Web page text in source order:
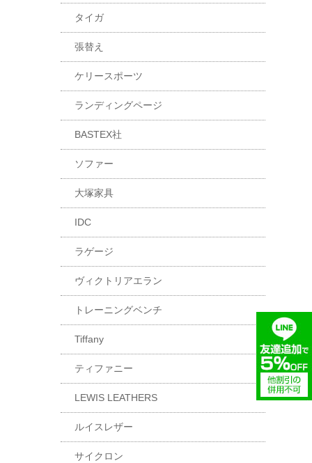
タイガ
張替え
ケリースポーツ
ランディングページ
BASTEX社
ソファー
大塚家具
IDC
ラゲージ
ヴィクトリアエラン
トレーニングベンチ
Tiffany
ティファニー
LEWIS LEATHERS
ルイスレザー
サイクロン